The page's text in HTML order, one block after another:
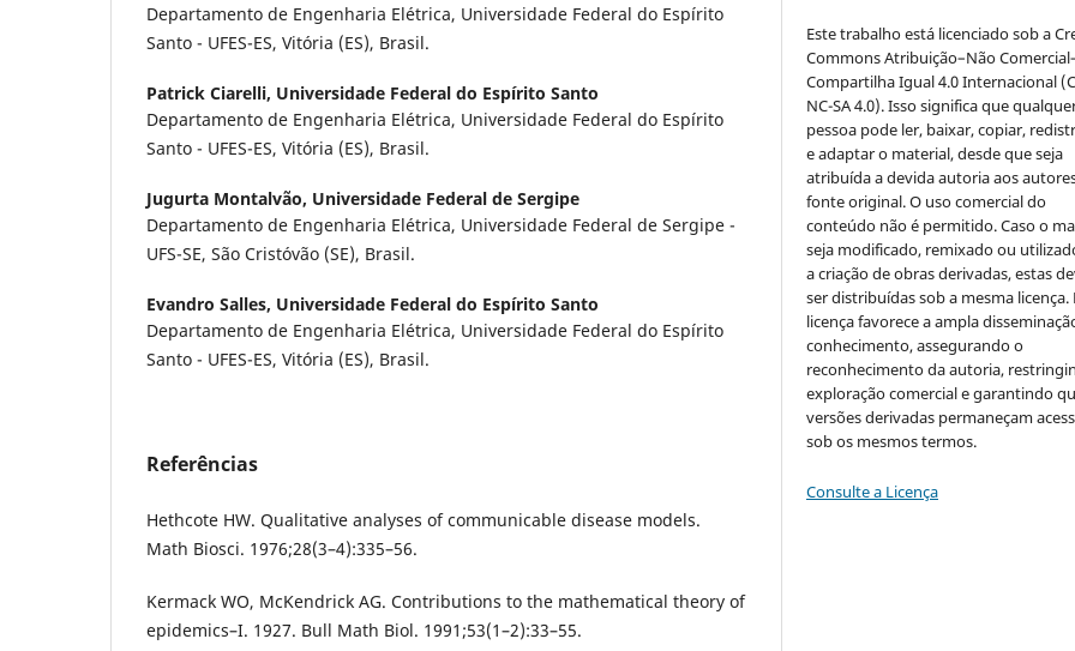
Departamento de Engenharia Elétrica, Universidade Federal do Espírito
Santo - UFES-ES, Vitória (ES), Brasil.
Patrick Ciarelli, Universidade Federal do Espírito Santo
Departamento de Engenharia Elétrica, Universidade Federal do Espírito
Santo - UFES-ES, Vitória (ES), Brasil.
Jugurta Montalvão, Universidade Federal de Sergipe
Departamento de Engenharia Elétrica, Universidade Federal de Sergipe -
UFS-SE, São Cristóvão (SE), Brasil.
Evandro Salles, Universidade Federal do Espírito Santo
Departamento de Engenharia Elétrica, Universidade Federal do Espírito
Santo - UFES-ES, Vitória (ES), Brasil.
Referências
Hethcote HW. Qualitative analyses of communicable disease models.
Math Biosci. 1976;28(3–4):335–56.
Kermack WO, McKendrick AG. Contributions to the mathematical theory of
epidemics–I. 1927. Bull Math Biol. 1991;53(1–2):33–55.
Este trabalho está licenciado sob a
Commons Atribuição–Não
Compartilha Igual 4.0 Internacional
NC-SA 4.0). Isso significa que
pessoa pode ler, baixar, copiar,
e adaptar o material, desde que seja
atribuída a devida autoria aos
fonte original. O uso comercial do
conteúdo não é permitido. Caso o
seja modificado, remixado ou
a criação de obras derivadas, estas
ser distribuídas sob a mesma licença.
licença favorece a ampla
conhecimento, assegurando o
reconhecimento da autoria,
exploração comercial e garantindo
versões derivadas permaneçam
sob os mesmos termos.
Consulte a Licença